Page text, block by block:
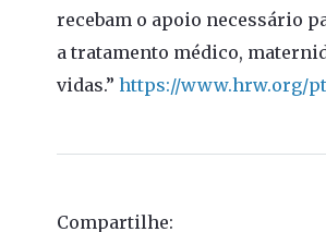
recebam o apoio necessário
a tratamento médico,
vidas.” https://www.hrw.org/
Compartilhe: